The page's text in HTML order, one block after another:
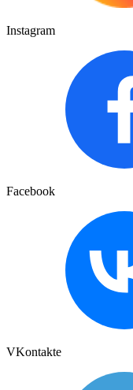
Instagram
Facebook
VKontakte